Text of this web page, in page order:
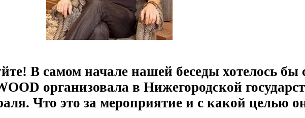
В самом начале нашей беседы хотелось
организовала в Нижегородской
Что это за мероприятие и с какой целью